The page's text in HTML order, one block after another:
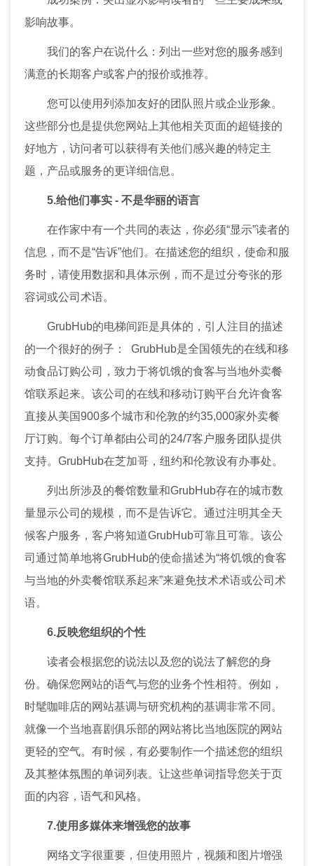
影响故事。
我们的客户在说什么：列出一些对您的服务感到
满意的长期客户或客户的报价或推荐。
您可以使用列添加友好的团队照片或企业形象。
这些部分也是提供您网站上其他相关页面的超链接的
好地方，访问者可以获得有关他们感兴趣的特定主
题，产品或服务的更详细信息。
5.给他们事实 - 不是华丽的语言
在作家中有一个共同的表达，你必须“显示”读者的
信息，而不是“告诉”他们。在描述您的组织，使命和服
务时，请使用数据和具体示例，而不是过分夸张的形
容词或公司术语。
GrubHub的电梯间距是具体的，引人注目的描述
的一个很好的例子： GrubHub是全国领先的在线和移
动食品订购公司，致力于将饥饿的食客与当地外卖餐
馆联系起来。该公司的在线和移动订购平台允许食客
直接从美国900多个城市和伦敦的约35,000家外卖餐
厅订购。每个订单都由公司的24/7客户服务团队提供
支持。GrubHub在芝加哥，纽约和伦敦设有办事处。
列出所涉及的餐馆数量和GrubHub存在的城市数
量显示公司的规模，而不是告诉它。通过注明其全天
候客户服务，客户将知道GrubHub可靠且可靠。该公
司通过简单地将GrubHub的使命描述为“将饥饿的食客
与当地的外卖餐馆联系起来”来避免技术术语或公司术
语。
6.反映您组织的个性
读者会根据您的说法以及您的说法了解您的身
份。确保您网站的语气与您的业务个性相符。例如，
时髦咖啡店的网站基调与研究机构的基调非常不同。
就像一个当地喜剧俱乐部的网站将比当地医院的网站
更轻的空气。有时候，有必要制作一个描述您的组织
及其整体氛围的单词列表。让这些单词指导您关于页
面的内容，语气和风格。
7.使用多媒体来增强您的故事
网络文字很重要，但使用照片，视频和图片增强